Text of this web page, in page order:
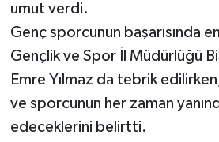
umut verdi.
Genç sporcunun başarısında
Gençlik ve Spor İl Müdürlüğü
Emre Yılmaz da tebrik
ve sporcunun her zaman
edeceklerini belirtti.